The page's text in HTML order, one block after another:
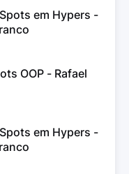
em Hypers -
OOP - Rafael
em Hypers -